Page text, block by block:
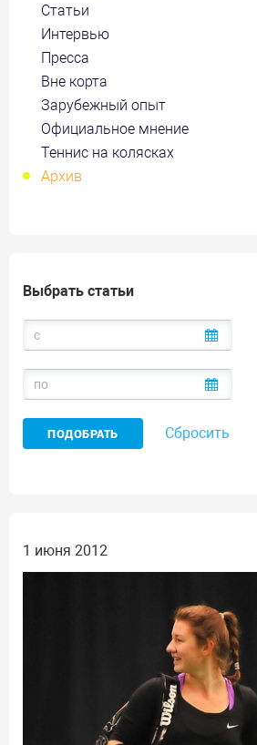
Статьи
Интервью
Пресса
Вне корта
Зарубежный опыт
Официальное мнение
Теннис на колясках
Архив
Выбрать статьи
Сбросить
1 июня 2012